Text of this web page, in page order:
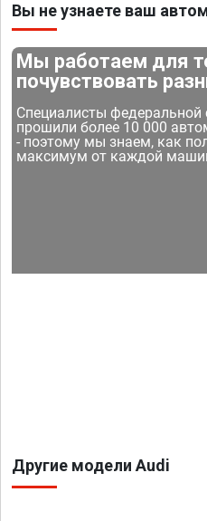
Вы не узнаете ваш
Мы работаем для
почувствовать
Специалисты федеральной
прошили более 10 000
- поэтому мы знаем, как
максимум от каждой
Другие модели Audi